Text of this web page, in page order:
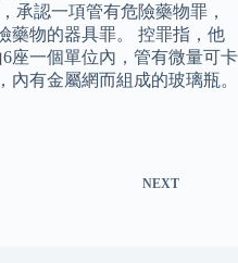
承認一項管有危險藥物罪，
藥物的器具罪。 控罪指，他
座一個單位內，管有微量可卡
有金屬網而組成的玻璃瓶。
NEXT